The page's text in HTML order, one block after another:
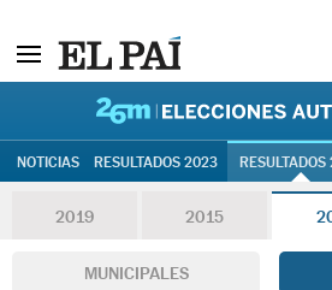
NOTICIAS RESULTADOS 2023
2019 2015
MUNICIPALES